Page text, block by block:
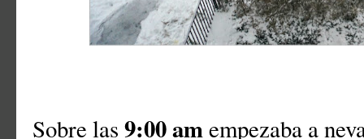
Sobre las 9:00 amempezaba a